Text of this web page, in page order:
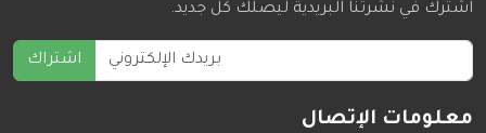
اشترك في نشرتنا البريدية ليصلك كل جديد.
اشتراك
معلومات الإتصال